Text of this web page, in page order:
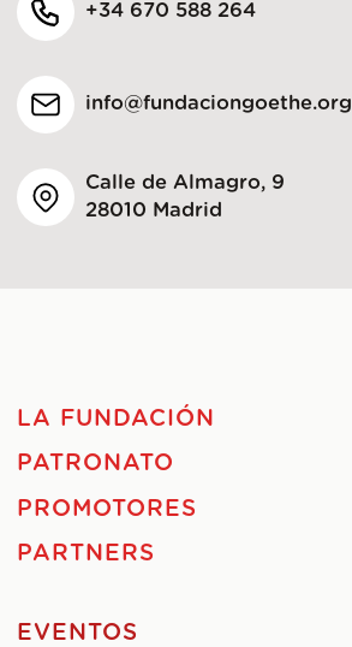
+34 670 588 264
info@fundaciongoethe.org
Calle de Almagro, 9
28010 Madrid
LA FUNDACIÓN
PATRONATO
PROMOTORES
PARTNERS
EVENTOS